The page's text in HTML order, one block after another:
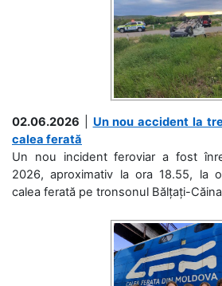
02.06.2026
Un nou accident la
calea ferată
Un nou incident feroviar a fost
2026, aproximativ la ora 18.55, la
calea ferată pe tronsonul Bălțați-